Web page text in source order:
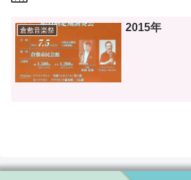
倉敷音楽祭 2015年